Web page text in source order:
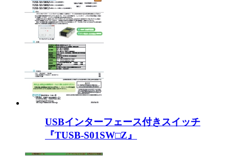
USBインターフェース付きスイッチ
『TUSB-S01SW□Z』